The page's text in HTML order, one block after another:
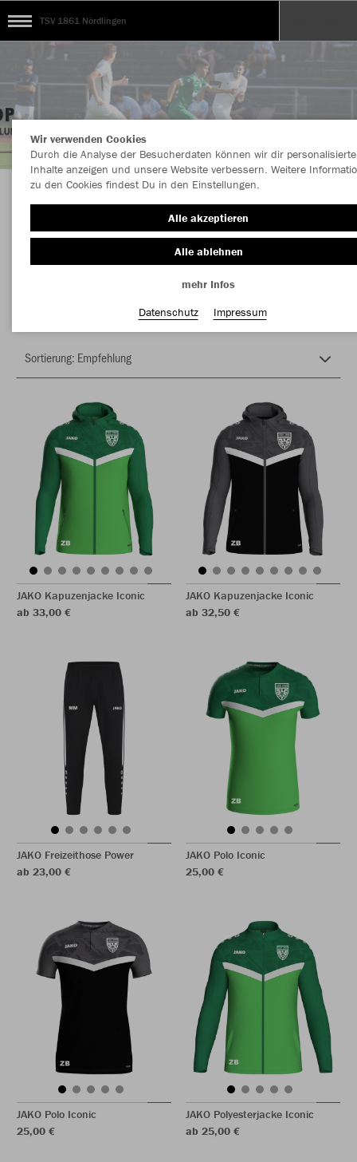
TSV 1861 Nördlingen
Herzlich Willkommen im Teamshop TSV 1861
Nördlingen
JAKO Kapuzenjacke Iconic
ab 33,00 €
JAKO Kapuzenjacke Iconic
ab 32,50 €
JAKO Freizeithose Power
ab 23,00 €
JAKO Polo Iconic
25,00 €
JAKO Polo Iconic
25,00 €
JAKO Polyesterjacke Iconic
ab 25,00 €
Wir verwenden Cookies
Durch die Analyse der Besucherdaten können wir dir personalisierte
Inhalte anzeigen und unsere Website verbessern. Weitere
zu den Cookies findest Du in den Einstellungen.
Alle akzeptieren
Alle ablehnen
mehr Infos
Datenschutz
Impressum